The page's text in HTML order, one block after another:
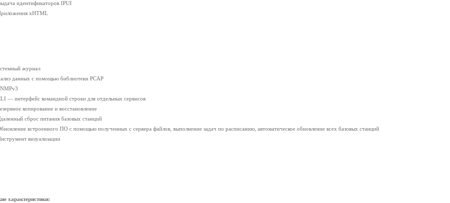
идентификаторов IPUI
xHTML
журнал
данных с помощью библиотеки PCAP
— интерфейс командной строки для отдельных сервисов
копирование и восстановление
сброс питания базовых станций
встроенного ПО с помощью полученных с сервера файлов, выполнение задач по расписанию, автоматическое обновление всех базовых станций
визуализации
характеристики: